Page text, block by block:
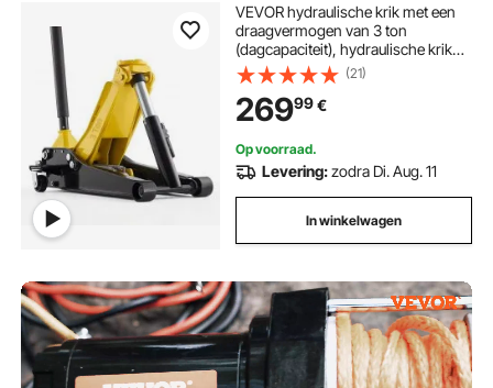
VEVOR hydraulische krik met een
draagvermogen van 3 ton
(dagcapaciteit), hydraulische krik
met een hefhoogte van 75-500
mm, 95 mm rubberen steun en
dubbele cilinder, stalen autokrik met
360° mobiliteit voor auto's, SUV's,
pick-ups en werkplaatsen.
(21)
26999€
Op voorraad.
Levering:zodra Di. Aug. 11
In winkelwagen